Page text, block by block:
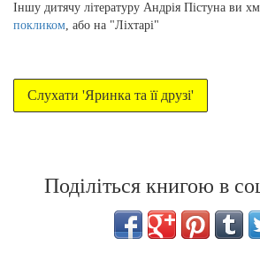
Іншу дитячу літературу Андрія Пістуна ви
покликом, або на "Ліхтарі"
Слухати 'Яринка та її друзі'
Поділіться книгою в